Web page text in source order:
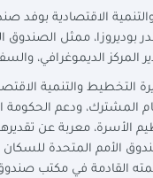
الاقتصادية بوفد
بوديروزا، ممثل الصندوق
الديموغرافي،
التخطيط والتنمية
المشترك، ودعم الحكومة
الأسرة، معربة عن
صندوق الأمم المتحدة
القادمة في مكتب